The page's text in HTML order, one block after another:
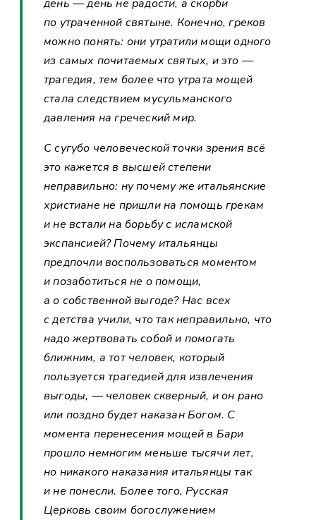
день — день не радости, а скорби
по утраченной святыне. Конечно, греков
можно понять: они утратили мощи одного
из самых почитаемых святых, и это —
трагедия, тем более что утрата мощей
стала следствием мусульманского
давления на греческий мир.
С сугубо человеческой точки зрения всё
это кажется в высшей степени
неправильно: ну почему же итальянские
христиане не пришли на помощь грекам
и не встали на борьбу с исламской
экспансией? Почему итальянцы
предпочли воспользоваться моментом
и позаботиться не о помощи,
а о собственной выгоде? Нас всех
с детства учили, что так неправильно, что
надо жертвовать собой и помогать
ближним, а тот человек, который
пользуется трагедией для извлечения
выгоды, — человек скверный, и он рано
или поздно будет наказан Богом. С
момента перенесения мощей в Бари
прошло немногим меньше тысячи лет,
но никакого наказания итальянцы так
и не понесли. Более того, Русская
Церковь своим богослужением